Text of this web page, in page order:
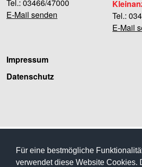
Für eine bestmögliche
verwendet diese Website Cookies.
Tel.: 03466/47000
E-Mail senden
Tel.:
E-Mail
Impressum
Datenschutz